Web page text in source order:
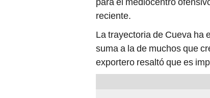
reciente.
La trayectoria de Cueva ha
suma a la de muchos que
exportero resaltó que es